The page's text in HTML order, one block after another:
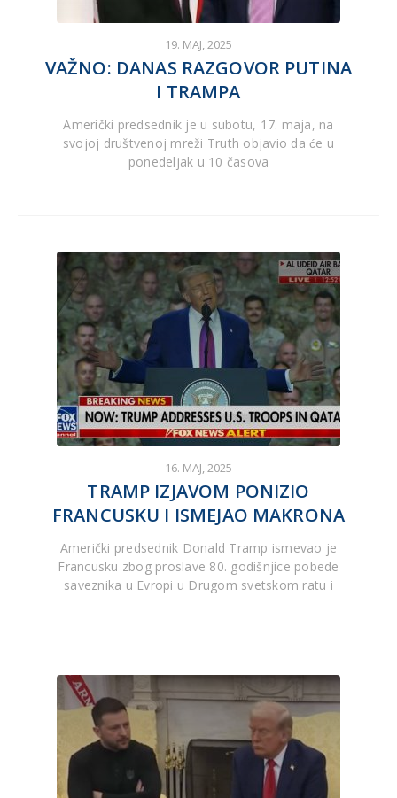
19. MAJ, 2025
VAŽNO: DANAS RAZGOVOR PUTINA
I TRAMPA
Američki predsednik je u subotu, 17. maja, na
svojoj društvenoj mreži Truth objavio da će u
ponedeljak u 10 časova
16. MAJ, 2025
TRAMP IZJAVOM PONIZIO
FRANCUSKU I ISMEJAO MAKRONA
Američki predsednik Donald Tramp ismevao je
Francusku zbog proslave 80. godišnjice pobede
saveznika u Evropi u Drugom svetskom ratu i